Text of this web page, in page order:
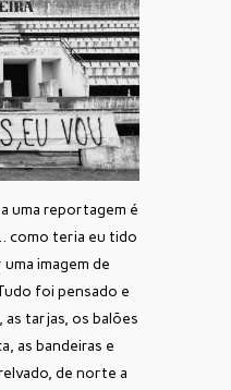
uma reportagem é
como teria eu tido
imagem de
foi pensado e
tarjas, os balões
as bandeiras e
de norte a